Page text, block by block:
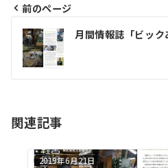
投
稿
ナ
ゲ
前のページ
月間情報誌「ビッ
関連記事
2019年6月21日